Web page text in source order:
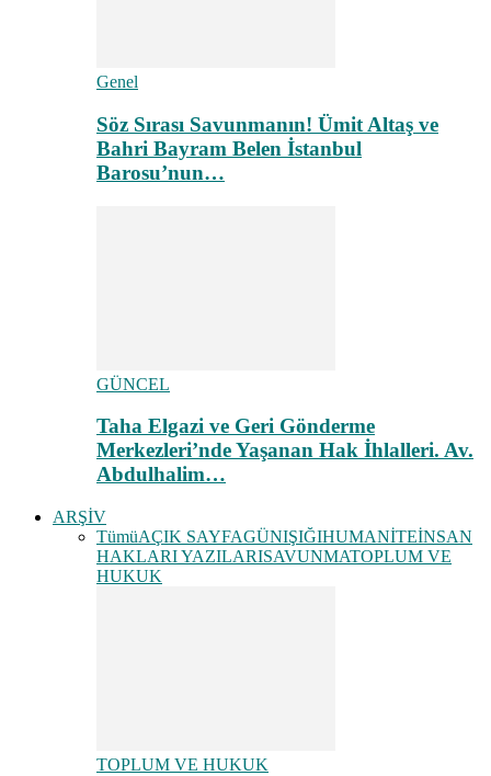
Genel
Söz Sırası Savunmanın! Ümit Altaş ve
Bahri Bayram Belen İstanbul
Barosu’nun…
GÜNCEL
Taha Elgazi ve Geri Gönderme
Merkezleri’nde Yaşanan Hak İhlalleri. Av.
Abdulhalim…
ARŞİV
TümüAÇIK SAYFAGÜNIŞIĞIHUMANİTEİNSAN
HAKLARI YAZILARISAVUNMATOPLUM VE
HUKUK
TOPLUM VE HUKUK